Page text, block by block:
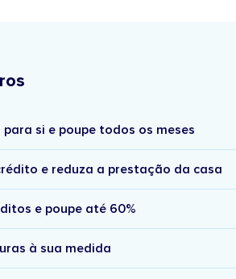
si e poupe todos os meses
e reduza a prestação da casa
e poupe até 60%
à sua medida